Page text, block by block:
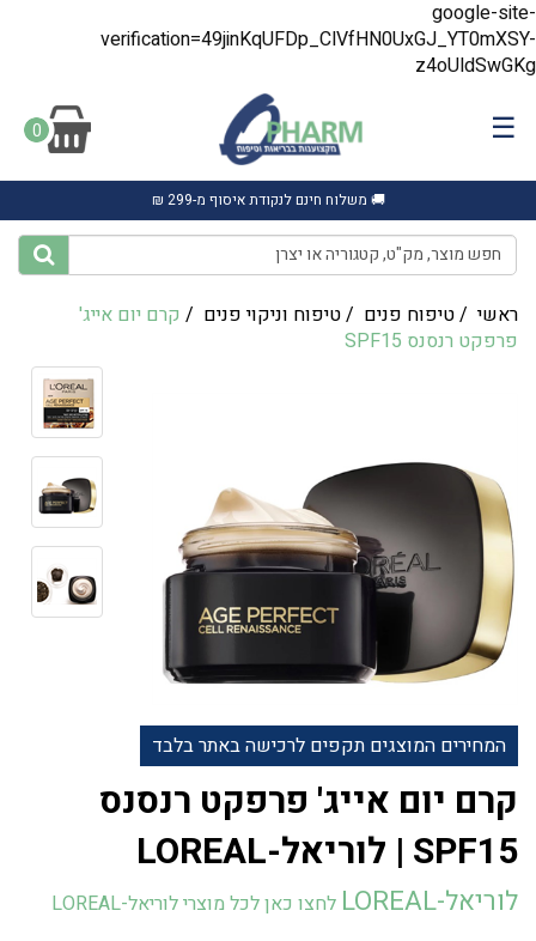
google-site-
verification=49jinKqUFDp_ClVfHN0UxGJ_YT0mXSY-
z4oUldSwGKg
☰
0
🚚 משלוח חינם לנקודת איסוף מ-299 ₪
ראשי /טיפוח פנים /טיפוח וניקוי פנים / קרם יום אייג'
פרפקט רנסנס SPF15
המחירים המוצגים תקפים לרכישה באתר בלבד
קרם יום אייג' פרפקט רנסנס
SPF15 | לוריאל-LOREAL
לוריאל-LOREAL
לחצו כאן לכל מוצרי לוריאל-LOREAL